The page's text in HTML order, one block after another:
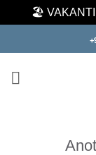
🏖️
naar